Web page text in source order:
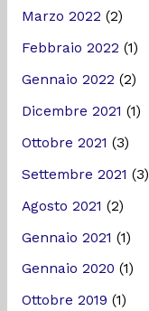
Marzo 2022 (2)
Febbraio 2022 (1)
Gennaio 2022 (2)
Dicembre 2021 (1)
Ottobre 2021 (3)
Settembre 2021 (3)
Agosto 2021 (2)
Gennaio 2021 (1)
Gennaio 2020 (1)
Ottobre 2019 (1)